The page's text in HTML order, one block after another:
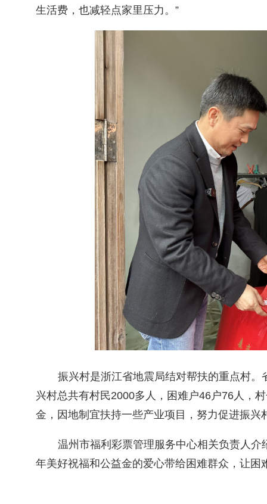
生活费，也减轻点家里压力。 ”
振兴村是浙江省地震局结对帮扶的重点村
兴村总共有村民2000多人，困难户46户76人，
金，因地制宜扶持一些产业项目，努力促进振
温州市福利彩票管理服务中心相关负责人介
年美好祝福和公益金的爱心带给困难群众，让困